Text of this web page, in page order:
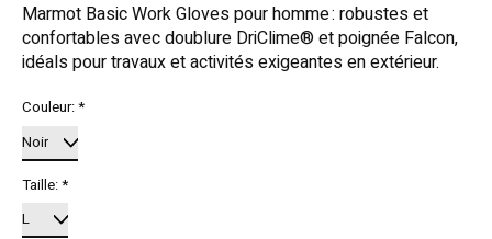
Marmot Basic Work Gloves pour homme : robustes et
confortables avec doublure DriClime® et poignée Falcon,
idéals pour travaux et activités exigeantes en extérieur.
Couleur:*
Taille:*